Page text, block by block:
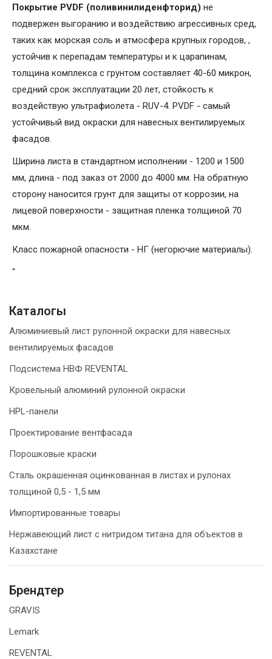
Покрытие PVDF (поливинилиденфторид) не
подвержен выгоранию и воздействию агрессивных сред,
таких как морская соль и атмосфера крупных городов, ,
устойчив к перепадам температуры и к царапинам,
толщина комплекса с грунтом составляет 40-60 микрон,
средний срок эксплуатации 20 лет, стойкость к
воздействую ультрафиолета - RUV-4. PVDF - самый
устойчивый вид окраски для навесных вентилируемых
фасадов.
Ширина листа в стандартном исполнении - 1200 и 1500
мм, длина - под заказ от 2000 до 4000 мм. На обратную
сторону наносится грунт для защиты от коррозии, на
лицевой поверхности - защитная пленка толщиной 70
мкм.
Класс пожарной опасности - НГ (негорючие материалы).
"
Каталогы
Алюминиевый лист рулонной окраски для навесных
вентилируемых фасадов
Подсистема НВФ REVENTAL
Кровельный алюминий рулонной окраски
HPL-панели
Проектирование вентфасада
Порошковые краски
Сталь окрашенная оцинкованная в листах и рулонах
толщиной 0,5 - 1,5 мм
Импортированные товары
Нержавеющий лист с нитридом титана для объектов в
Казахстане
Брендтер
GRAVIS
Lemark
REVENTAL